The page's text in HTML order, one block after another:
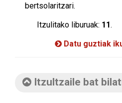
bertsolaritzari.
Itzulitako liburuak: 11.
Datu guztiak
Itzultzaile bat